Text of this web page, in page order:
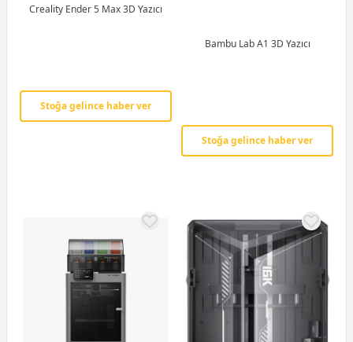
Creality Ender 5 Max 3D Yazıcı
Stoğa gelince haber ver
Bambu Lab A1 3D Yazıcı
Stoğa gelince haber ver